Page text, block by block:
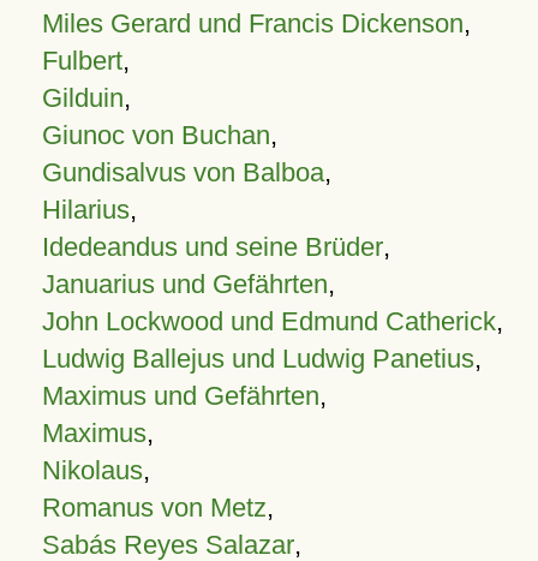
Miles Gerard und Francis Dickenson,
Fulbert,
Gilduin,
Giunoc von Buchan,
Gundisalvus von Balboa,
Hilarius,
Idedeandus und seine Brüder,
Januarius und Gefährten,
John Lockwood und Edmund Catherick,
Ludwig Ballejus und Ludwig Panetius,
Maximus und Gefährten,
Maximus,
Nikolaus,
Romanus von Metz,
Sabás Reyes Salazar,